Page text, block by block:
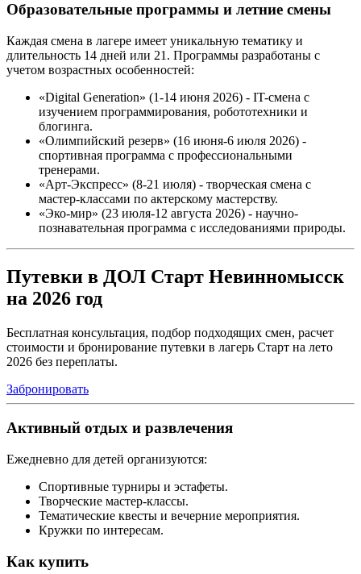
Образовательные программы и летние смены
Каждая смена в лагере имеет уникальную тематику и
длительность 14 дней или 21. Программы разработаны с
учетом возрастных особенностей:
«Digital Generation» (1-14 июня 2026) - IT-смена с
изучением программирования, робототехники и
блогинга.
«Олимпийский резерв» (16 июня-6 июля 2026) -
спортивная программа с профессиональными
тренерами.
«Арт-Экспресс» (8-21 июля) - творческая смена с
мастер-классами по актерскому мастерству.
«Эко-мир» (23 июля-12 августа 2026) - научно-
познавательная программа с исследованиями природы.
Путевки в ДОЛ Старт Невинномысск
на 2026 год
Бесплатная консультация, подбор подходящих смен, расчет
стоимости и бронирование путевки в лагерь Старт на лето
2026 без переплаты.
Забронировать
Активный отдых и развлечения
Ежедневно для детей организуются:
Спортивные турниры и эстафеты.
Творческие мастер-классы.
Тематические квесты и вечерние мероприятия.
Кружки по интересам.
Как купить